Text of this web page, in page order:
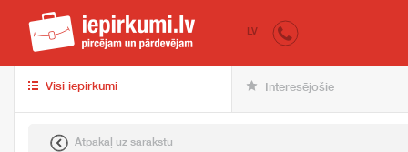
iepirkumi.lv
LV
Visi iepirkumi Interesējošie
Atpakaļ uz sarakstu